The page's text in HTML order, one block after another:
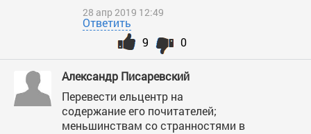
28 апр 2019 12:49
Ответить
0
9
Александр Писаревский
Перевести ельцентр на
содержание его почитателей;
меньшинствам со странностями в